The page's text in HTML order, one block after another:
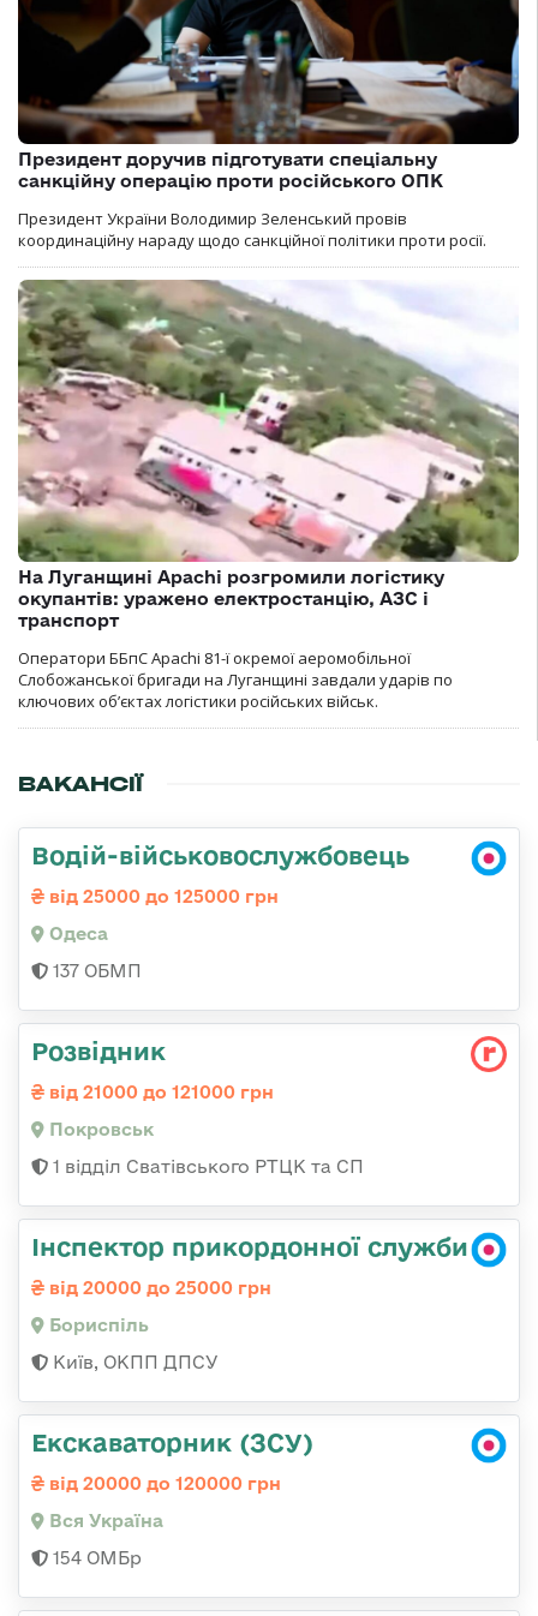
Президент доручив підготувати спеціальну
санкційну операцію проти російського ОПК
Президент України Володимир Зеленський провів
координаційну нараду щодо санкційної політики проти росії.
На Луганщині Apachi розгромили логістику
окупантів: уражено електростанцію, АЗС і
транспорт
Оператори ББпС Apachi 81-ї окремої аеромобільної
Слобожанської бригади на Луганщині завдали ударів по
ключових об’єктах логістики російських військ.
ВАКАНСІЇ
Водій-військовослужбовець
від 25000 до 125000 грн
Одеса
137 ОБМП
Розвідник
від 21000 до 121000 грн
Покровськ
1 відділ Сватівського РТЦК та СП
Інспектор прикордонної служби
від 20000 до 25000 грн
Бориспіль
Київ, ОКПП ДПСУ
Екскаваторник (ЗСУ)
від 20000 до 120000 грн
Вся Україна
154 ОМБр